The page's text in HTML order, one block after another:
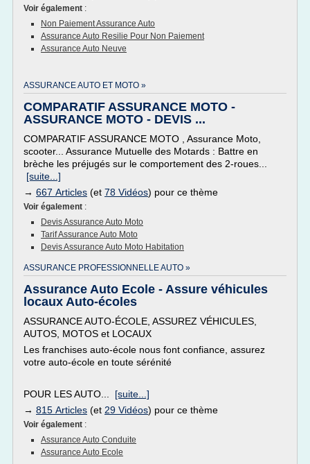
Voir également :
Non Paiement Assurance Auto
Assurance Auto Resilie Pour Non Paiement
Assurance Auto Neuve
ASSURANCE AUTO ET MOTO »
COMPARATIF ASSURANCE MOTO -
ASSURANCE MOTO - DEVIS ...
COMPARATIF ASSURANCE MOTO , Assurance Moto,
scooter... Assurance Mutuelle des Motards : Battre en
brèche les préjugés sur le comportement des 2-roues...
[suite...]
→ 667 Articles (et 78 Vidéos) pour ce thème
Voir également :
Devis Assurance Auto Moto
Tarif Assurance Auto Moto
Devis Assurance Auto Moto Habitation
ASSURANCE PROFESSIONNELLE AUTO »
Assurance Auto Ecole - Assure véhicules
locaux Auto-écoles
ASSURANCE AUTO-ÉCOLE, ASSUREZ VÉHICULES,
AUTOS, MOTOS et LOCAUX
Les franchises auto-école nous font confiance, assurez
votre auto-école en toute sérénité
POUR LES AUTO... [suite...]
→ 815 Articles (et 29 Vidéos) pour ce thème
Voir également :
Assurance Auto Conduite
Assurance Auto Ecole